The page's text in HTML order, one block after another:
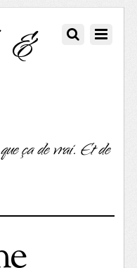
ça de vrai. Et de